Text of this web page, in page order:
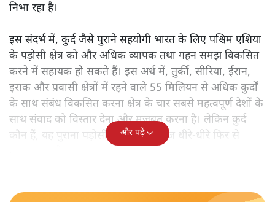
निभा रहा है।
इस संदर्भ में, कुर्द जैसे पुराने सहयोगी भारत के लिए पश्चिम एशिया
के पड़ोसी क्षेत्र को और अधिक व्यापक तथा गहन समझ विकसित
करने में सहायक हो सकते हैं। इस अर्थ में, तुर्की, सीरिया, ईरान,
इराक और प्रवासी क्षेत्रों में रहने वाले 55 मिलियन से अधिक कुर्दों
के साथ संबंध विकसित करना क्षेत्र के चार सबसे महत्वपूर्ण देशों के
साथ संवाद को विस्तार देना और मजबूत करना है। लेकिन कुर्द
कौन हैं, यह पुराना पड़ोसी जिसे भारत आज धीरे-धीरे फिर से
और पढ़ें